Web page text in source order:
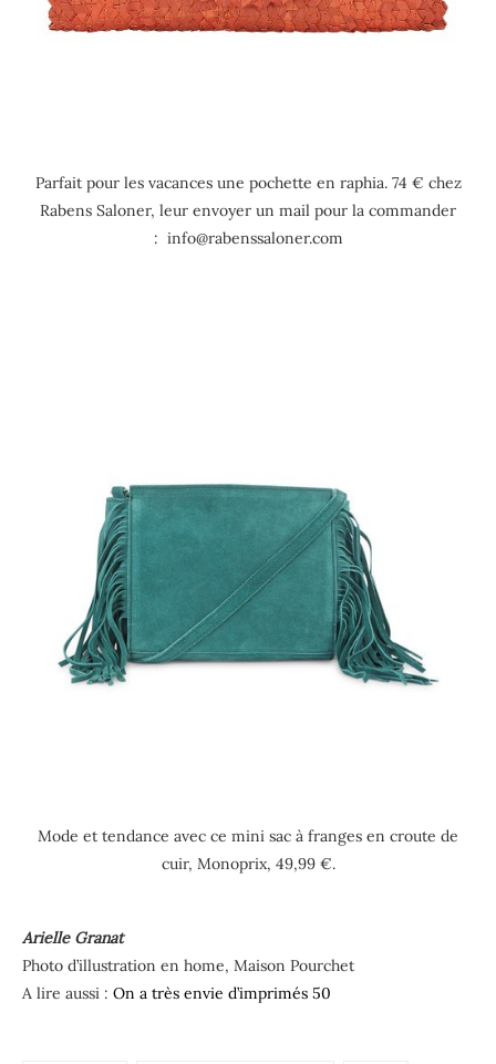
Parfait pour les vacances une pochette en raphia. 74 € chez
Rabens Saloner, leur envoyer un mail pour la commander
: info@rabenssaloner.com
Mode et tendance avec ce mini sac à franges en croute de
cuir, Monoprix, 49,99 €.
Arielle Granat
Photo d’illustration en home, Maison Pourchet
A lire aussi : On a très envie d’imprimés 50